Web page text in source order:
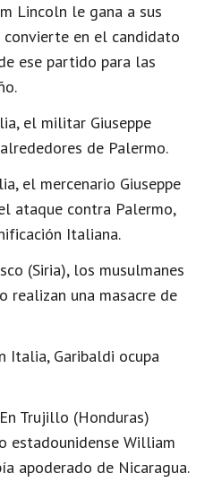
Lincoln le gana a sus
en el candidato
ese partido para las
el militar Giuseppe
de Palermo.
el mercenario Giuseppe
ataque contra Palermo,
Italiana.
(Siria), los musulmanes
realizan una masacre de
Italia, Garibaldi ocupa
En Trujillo (Honduras)
estadounidense William
apoderado de Nicaragua.